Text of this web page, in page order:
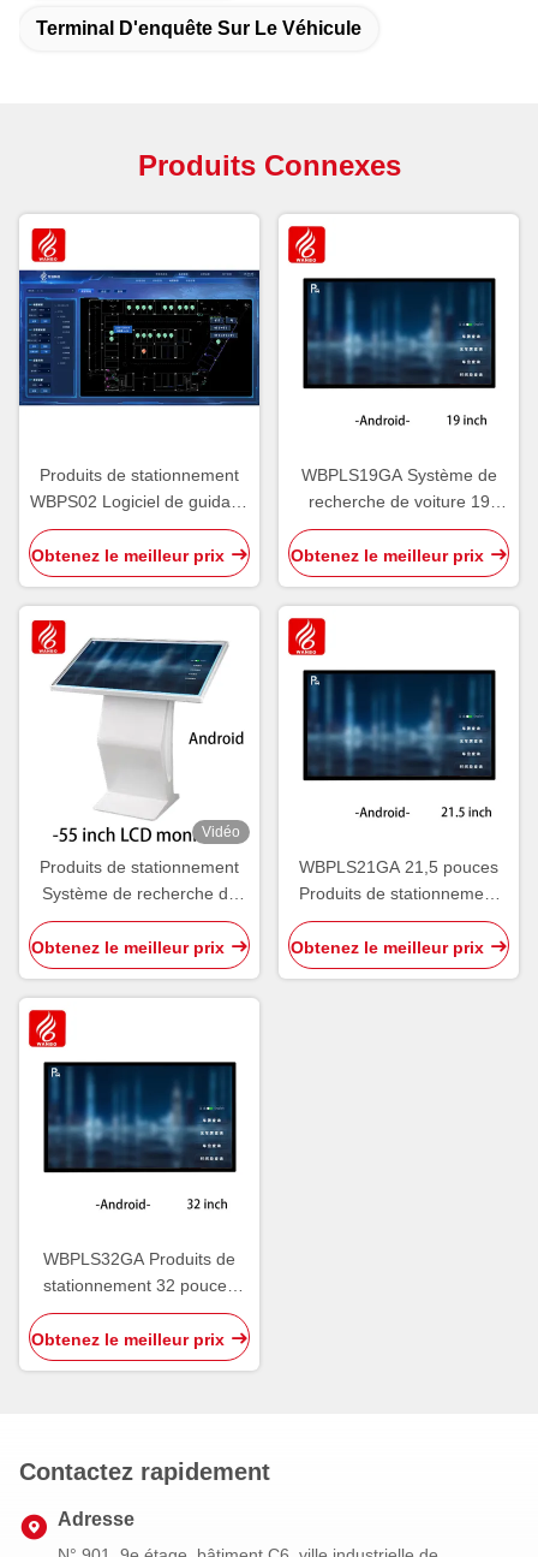
Terminal D'enquête Sur Le Véhicule
Produits Connexes
Produits de stationnement
WBPS02 Logiciel de guidage
de stationnement par
ultrasons V6.0
Obtenez le meilleur prix
WBPLS19GA Système de
recherche de voiture 19
pouces Terminal d'enquête
de véhicule
Obtenez le meilleur prix
Vidéo
Produits de stationnement
Système de recherche de
véhicules WBPLS55ZA 55
pouces Terminal d'enquête
sur les véhicules
Obtenez le meilleur prix
WBPLS21GA 21,5 pouces
Produits de stationnement
Terminal d'enquête de
véhicule
Obtenez le meilleur prix
WBPLS32GA Produits de
stationnement 32 pouces
Terminal d'enquête de
véhicule
Obtenez le meilleur prix
Contactez rapidement
Adresse